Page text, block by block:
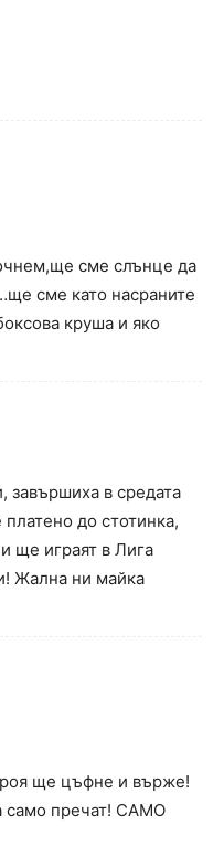
сме слънце да
сме като насраните
круша и яко
завършиха в средата
до стотинка,
ще играят в Лига
Жална ни майка
ще цъфне и върже!
само пречат! САМО